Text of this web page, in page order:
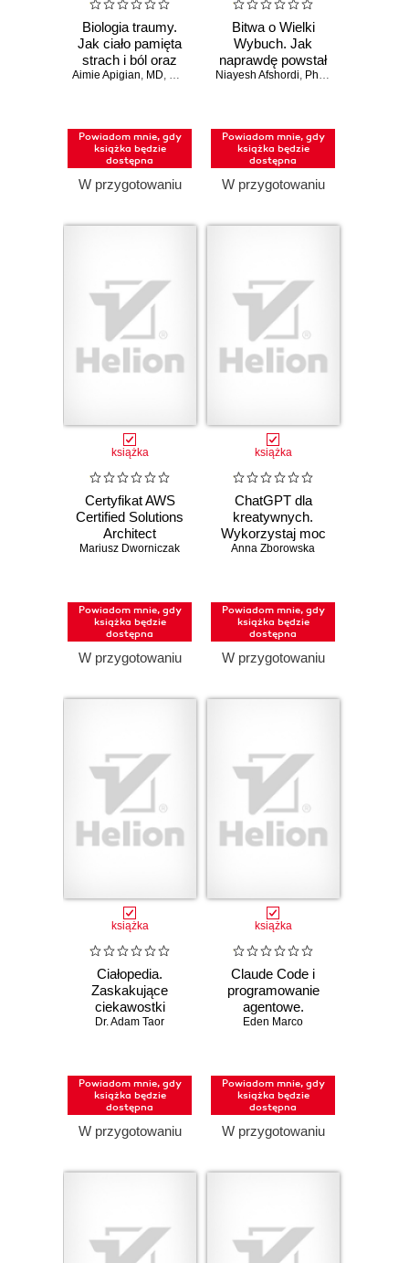
Biologia traumy.
Jak ciało pamięta
strach i ból oraz
jak przywrócić mu
Aimie Apigian, MD, Gabor Maté,MD
Powiadom mnie, gdy
książka będzie
dostępna
W przygotowaniu
Bitwa o Wielki
Wybuch. Jak
naprawdę powstał
Wszechświat
Niayesh Afshordi, Phil Halper
Powiadom mnie, gdy
książka będzie
dostępna
W przygotowaniu
książka
Certyfikat AWS
Certified Solutions
Architect
Associate.
projektowania w
chmurze i
skuteczne
egzaminu SAA-
Mariusz Dworniczak
Powiadom mnie, gdy
książka będzie
dostępna
W przygotowaniu
książka
ChatGPT dla
kreatywnych.
Wykorzystaj moc
AI w codziennych
Anna Zborowska
Powiadom mnie, gdy
książka będzie
dostępna
W przygotowaniu
książka
Ciałopedia.
Zaskakujące
ciekawostki
anatomiczne
Dr. Adam Taor
Powiadom mnie, gdy
książka będzie
dostępna
W przygotowaniu
książka
Claude Code i
programowanie
agentowe.
Przewodnik
agentowych
Eden Marco
Powiadom mnie, gdy
książka będzie
dostępna
W przygotowaniu